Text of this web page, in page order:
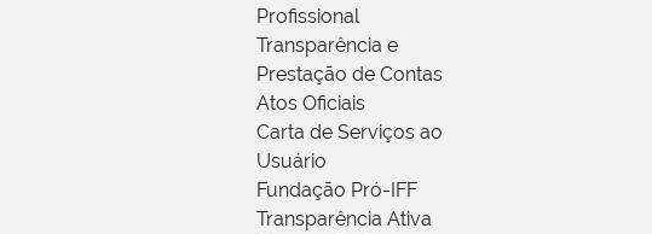
Profissional
Transparência e
Prestação de Contas
Atos Oficiais
Carta de Serviços ao
Usuário
Fundação Pró-IFF
Transparência Ativa